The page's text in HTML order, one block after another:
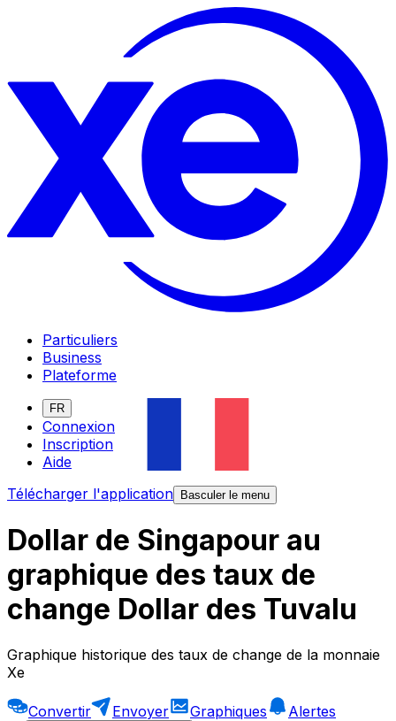
Particuliers
Business
Plateforme
FR
Connexion
Inscription
Aide
Télécharger l'application
Basculer le menu
Dollar de Singapour au
graphique des taux de
change Dollar des Tuvalu
Graphique historique des taux de change de la monnaie
Xe
Convertir Envoyer Graphiques
Alertes